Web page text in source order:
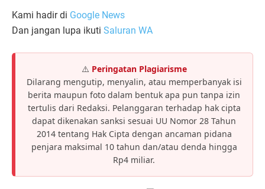
Kami hadir di Google News
Dan jangan lupa ikuti Saluran WA
⚠️ Peringatan Plagiarisme
Dilarang mengutip, menyalin, atau memperbanyak isi
berita maupun foto dalam bentuk apa pun tanpa izin
tertulis dari Redaksi. Pelanggaran terhadap hak cipta
dapat dikenakan sanksi sesuai UU Nomor 28 Tahun
2014 tentang Hak Cipta dengan ancaman pidana
penjara maksimal 10 tahun dan/atau denda hingga
Rp4 miliar.